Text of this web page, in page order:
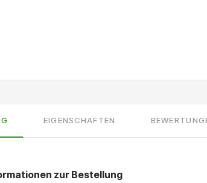
EIGENSCHAFTEN
zur Bestellung